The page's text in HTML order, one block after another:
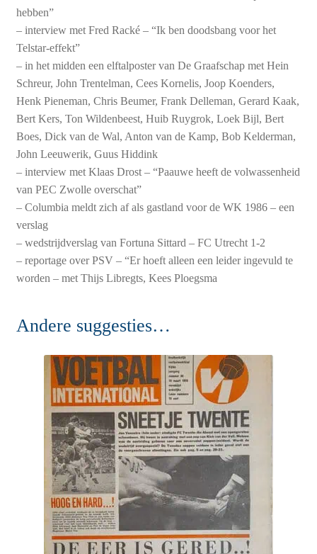
hebben”
– interview met Fred Racké – “Ik ben doodsbang voor het
Telstar-effekt”
– in het midden een elftalposter van De Graafschap met Hein
Schreur, John Trentelman, Cees Kornelis, Joop Koenders,
Henk Pieneman, Chris Beumer, Frank Delleman, Gerard Kaak,
Bert Kers, Ton Wildenbeest, Huib Ruygrok, Loek Bijl, Bert
Boes, Dick van de Wal, Anton van de Kamp, Bob Kelderman,
John Leeuwerik, Guus Hiddink
– interview met Klaas Drost – “Paauwe heeft de volwassenheid
van PEC Zwolle overschat”
– Columbia meldt zich af als gastland voor de WK 1986 – een
verslag
– wedstrijdverslag van Fortuna Sittard – FC Utrecht 1-2
– reportage over PSV – “Er hoeft alleen een leider ingevuld te
worden – met Thijs Libregts, Kees Ploegsma
Andere suggesties…